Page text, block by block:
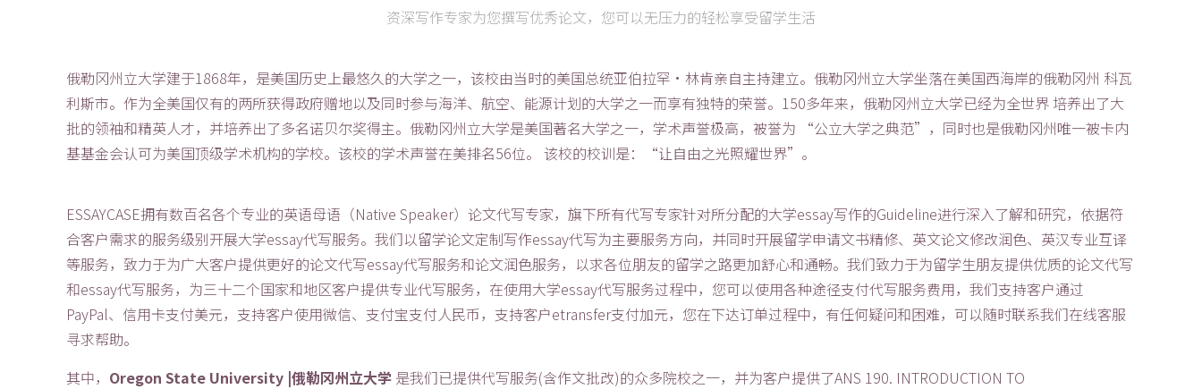
资深写作专家为您撰写优秀论文，您可以无压力的轻松享受留学生活
俄勒冈州立大学建于1868年，是美国历史上最悠久的大学之一，该校由当时的美国总统亚伯拉罕•林肯亲自主持建立。俄勒冈州立大学坐落在美国西海岸的俄勒冈州 科瓦
利斯市。作为全美国仅有的两所获得政府赠地以及同时参与海洋、航空、能源计划的大学之一而享有独特的荣誉。150多年来，俄勒冈州立大学已经为全世界 培养出了大
批的领袖和精英人才，并培养出了多名诺贝尔奖得主。俄勒冈州立大学是美国著名大学之一，学术声誉极高，被誉为 “公立大学之典范”，同时也是俄勒冈州唯一被卡内
基基金会认可为美国顶级学术机构的学校。该校的学术声誉在美排名56位。 该校的校训是：“让自由之光照耀世界”。
ESSAYCASE拥有数百名各个专业的英语母语（Native Speaker）论文代写专家，旗下所有代写专家针对所分配的大学essay写作的Guideline进行深入了解和研究，依据符
合客户需求的服务级别开展大学essay代写服务。我们以留学论文定制写作essay代写为主要服务方向，并同时开展留学申请文书精修、英文论文修改润色、英汉专业互译
等服务，致力于为广大客户提供更好的论文代写essay代写服务和论文润色服务，以求各位朋友的留学之路更加舒心和通畅。我们致力于为留学生朋友提供优质的论文代写
和essay代写服务，为三十二个国家和地区客户提供专业代写服务，在使用大学essay代写服务过程中，您可以使用各种途径支付代写服务费用，我们支持客户通过
PayPal、信用卡支付美元，支持客户使用微信、支付宝支付人民币，支持客户etransfer支付加元，您在下达订单过程中，有任何疑问和困难，可以随时联系我们在线客服
寻求帮助。
其中， Oregon State University |俄勒冈州立大学 是我们已提供代写服务(含作文批改)的众多院校之一，并为客户提供了ANS 190. INTRODUCTION TO